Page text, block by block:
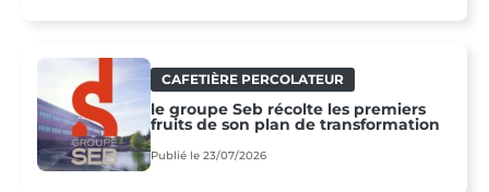
CAFETIÈRE PERCOLATEUR
le groupe Seb récolte les premiers
fruits de son plan de transformation
Publié le 23/07/2026